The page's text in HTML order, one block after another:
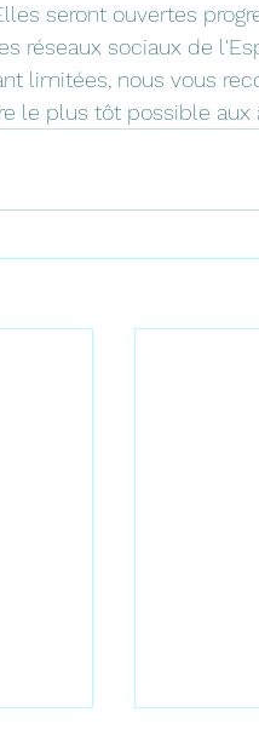
seront ouvertes
réseaux sociaux de
limitées, nous vous
le plus tôt possible